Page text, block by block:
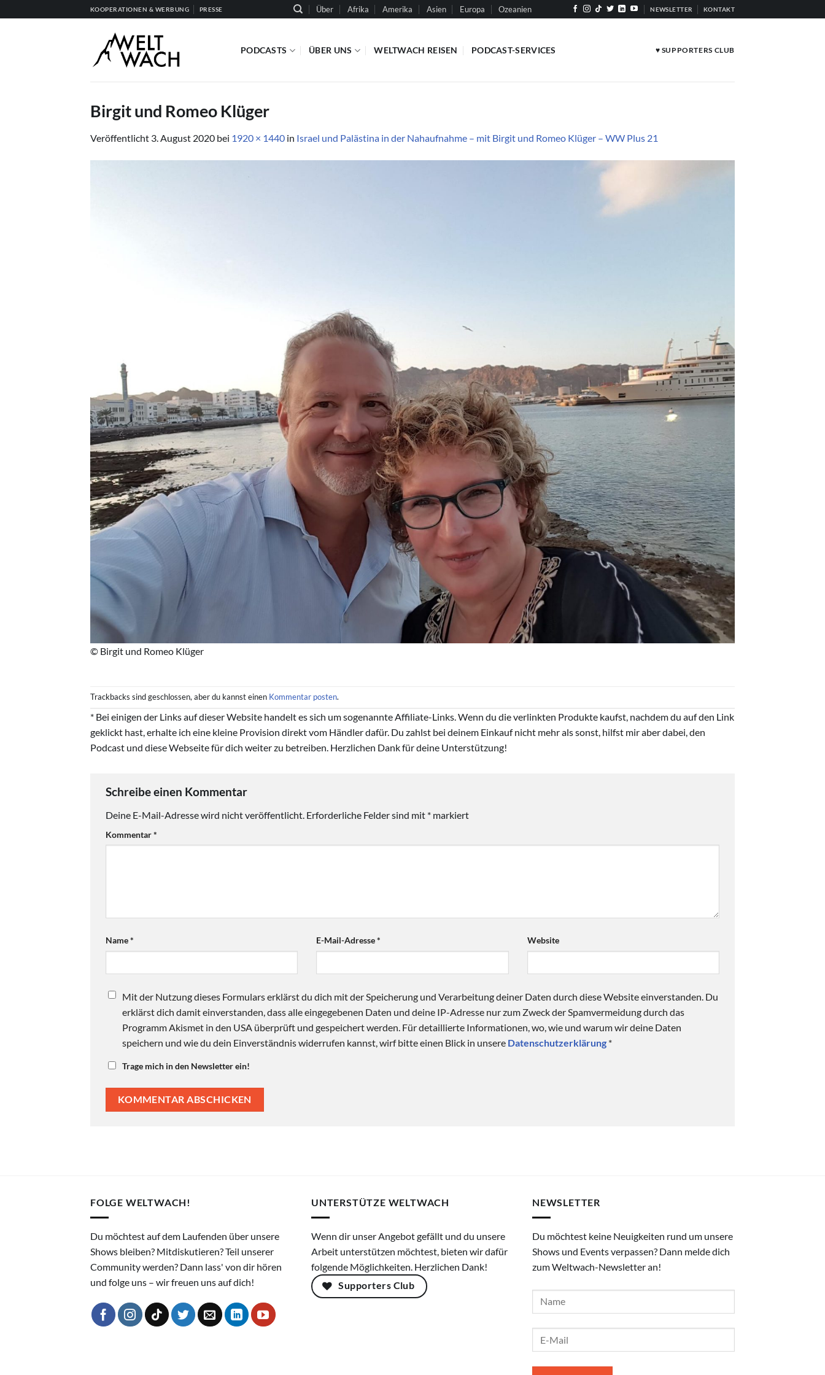
Inhalt
KOOPERATIONEN & WERBUNG PRESSE Über Afrika Amerika Asien Europa Ozeanien NEWSLETTER KONTAKT
PODCASTS ÜBER UNS WELTWACH REISEN PODCAST-SERVICES ♥ SUPPORTERS CLUB
Birgit und Romeo Klüger
Veröffentlicht 3. August 2020 bei 1920 × 1440 in Israel und Palästina in der Nahaufnahme – mit Birgit und Romeo Klüger – WW Plus 21
© Birgit und Romeo Klüger
Trackbacks sind geschlossen, aber du kannst einen Kommentar posten.
* Bei einigen der Links auf dieser Website handelt es sich um sogenannte Affiliate-Links. Wenn du die verlinkten Produkte kaufst, nachdem du auf den Link
geklickt hast, erhalte ich eine kleine Provision direkt vom Händler dafür. Du zahlst bei deinem Einkauf nicht mehr als sonst, hilfst mir aber dabei, den
Podcast und diese Webseite für dich weiter zu betreiben. Herzlichen Dank für deine Unterstützung!
Schreibe einen Kommentar
Deine E-Mail-Adresse wird nicht veröffentlicht. Erforderliche Felder sind mit * markiert
Kommentar*
Name* E-Mail-Adresse* Website
Mit der Nutzung dieses Formulars erklärst du dich mit der Speicherung und Verarbeitung deiner Daten durch diese Website einverstanden. Du
erklärst dich damit einverstanden, dass alle eingegebenen Daten und deine IP-Adresse nur zum Zweck der Spamvermeidung durch das
Programm Akismet in den USA überprüft und gespeichert werden. Für detaillierte Informationen, wo, wie und warum wir deine Daten
speichern und wie du dein Einverständnis widerrufen kannst, wirf bitte einen Blick in unsere Datenschutzerklärung *
Trage mich in den Newsletter ein!
FOLGE WELTWACH!
Du möchtest auf dem Laufenden über unsere
Shows bleiben? Mitdiskutieren? Teil unserer
Community werden? Dann lass' von dir hören
und folge uns – wir freuen uns auf dich!
UNTERSTÜTZE WELTWACH
Wenn dir unser Angebot gefällt und du unsere
Arbeit unterstützen möchtest, bieten wir dafür
folgende Möglichkeiten. Herzlichen Dank!
Supporters Club
NEWSLETTER
Du möchtest keine Neuigkeiten rund um unsere
Shows und Events verpassen? Dann melde dich
zum Weltwach-Newsletter an!